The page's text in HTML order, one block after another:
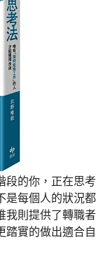
段的你，正在思考
是每個人的狀況都
我則提供了轉職者
踏實的做出適合自